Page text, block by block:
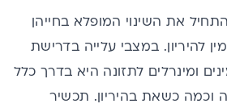
את השינוי המופלא בחייהן
להיריון. במצבי עלייה בדרישת
ומינרלים לתזונה היא בדרך כלל
וכמה כשאת בהיריון. תכשיר